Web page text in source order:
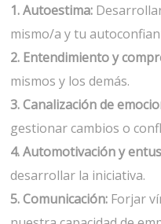
1. Autoestima:
mismo/a y tu
2. Entendimiento y
mismos y los demás.
3. Canalización de
gestionar cambios o
4. Automotivación y
desarrollar la iniciativa.
5. Comunicación: Forjar